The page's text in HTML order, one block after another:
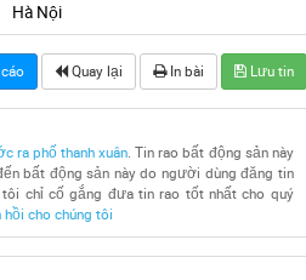
Hà Nội
Quay lại In bài Lưu tin
ra phố thanh xuân. Tin rao bất động sản này
bất động sản này do người dùng đăng tin
tôi chỉ cố gắng đưa tin rao tốt nhất cho quý
hồi cho chúng tôi